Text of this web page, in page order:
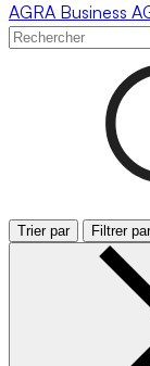
AGRA Business
Trier par Filtrer